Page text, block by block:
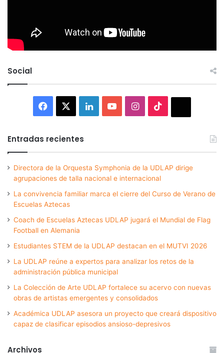
Social
Facebook LinkedInYouTubeInstagram
Entradas recientes
Directora de la Orquesta Symphonia de la UDLAP dirige
agrupaciones de talla nacional e internacional
La convivencia familiar marca el cierre del Curso de Verano de
Escuelas Aztecas
Coach de Escuelas Aztecas UDLAP jugará el Mundial de Flag
Football en Alemania
Estudiantes STEM de la UDLAP destacan en el MUTVI 2026
La UDLAP reúne a expertos para analizar los retos de la
administración pública municipal
La Colección de Arte UDLAP fortalece su acervo con nuevas
obras de artistas emergentes y consolidados
Académica UDLAP asesora un proyecto que creará dispositivo
capaz de clasificar episodios ansioso-depresivos
Archivos